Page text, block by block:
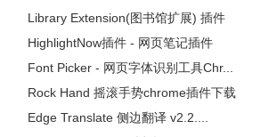
Library Extension(图书馆扩展) 插件
HighlightNow插件 - 网页笔记插件
Font Picker - 网页字体识别工具Chr...
Rock Hand 摇滚手势chrome插件下载
Edge Translate 侧边翻译 v2.2....